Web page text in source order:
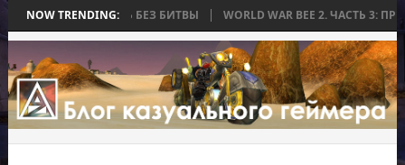
NOW TRENDING:
ЗАКОНЧИЛАСЬ БЕЗ БИТВЫ WORLD WAR BEE 2. ЧАСТЬ 3: